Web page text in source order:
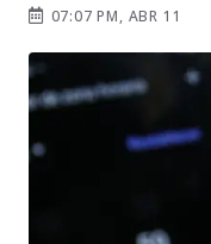
07:07 PM, ABR 11